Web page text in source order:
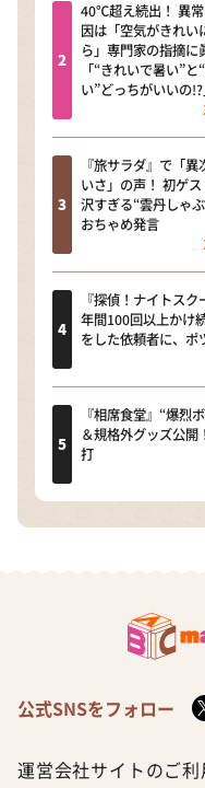
40℃超え続出！ 異
因は「空気がきれい
ら」専門家の指摘に
「“きれいで暑い”
い”どっちがいいの!?
『旅サラダ』で「
いさ」の声！ 初ゲ
沢すぎる“雲丹しゃ
おちゃめ発言
『探偵！ナイトス
年間100回以上かけ
をした依頼者に、
『相席食堂』“爆烈
＆規格外グッズ公開
打
公式SNSをフォロー
運営会社サイトのご